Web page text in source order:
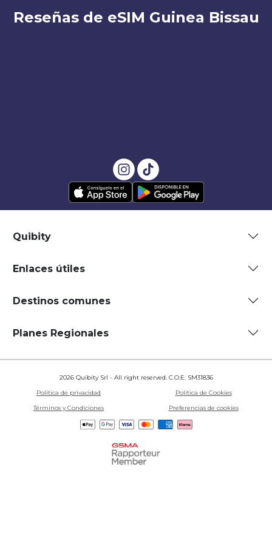
Reseñas de eSIM Guinea Bissau
Quibity
Enlaces útiles
Destinos comunes
Planes Regionales
2026 Quibity Srl - All right reserved. C.O.E. SM31836
Política de privacidad
Política de Cookies
Términos y Condiciones
Preferencias de cookies